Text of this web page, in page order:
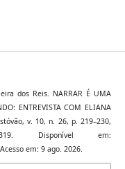
dos Reis. NARRAR É UMA
ENTREVISTA COM ELIANA
v. 10, n. 26, p. 219–230,
Disponível em:
em: 9 ago. 2026.